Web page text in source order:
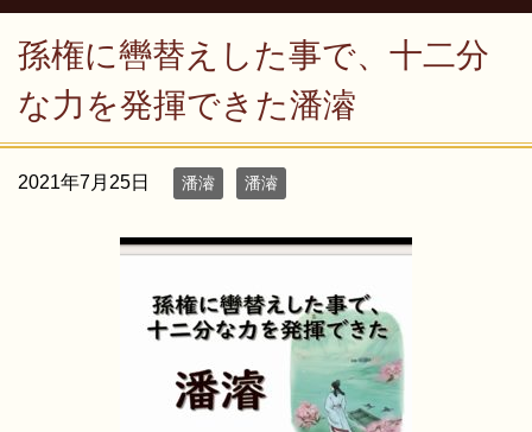
孫権に轡替えした事で、十二分
な力を発揮できた潘濬
2021年7月25日 潘濬 潘濬